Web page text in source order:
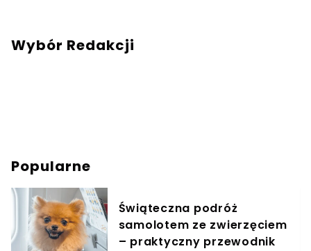
Wybór Redakcji
Popularne
Świąteczna podróż
samolotem ze zwierzęciem
– praktyczny przewodnik